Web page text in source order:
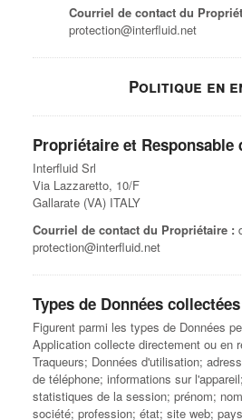
Courriel de contact du
protection@interfluid.net
Politique en
Propriétaire et Responsable
Interfluid Srl
Via Lazzaretto, 10/F
Gallarate (VA) ITALY
Courriel de contact du Propriétaire :
protection@interfluid.net
Types de Données collectées
Figurent parmi les types de Données
Application collecte directement ou en
Traqueurs; Données d'utilisation;
de téléphone; informations sur
statistiques de la session; prénom;
société; profession; état; site web;